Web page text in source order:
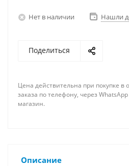
Нет в наличии Нашли
Поделиться
Цена действительна при покупке
заказа по телефону, через
магазин.
Описание